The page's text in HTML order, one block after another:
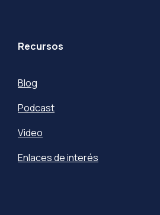
Recursos
Blog
Podcast
Video
Enlaces de interés